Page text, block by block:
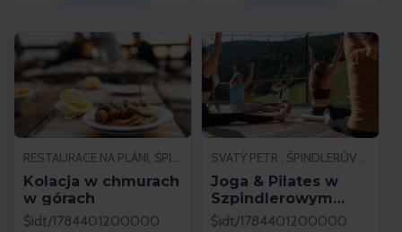
Kolacja w chmurach
w górach
$idt/1784401200000
Joga & Pilates w
Szpindlerowym
Młynie
$idt/1784401200000